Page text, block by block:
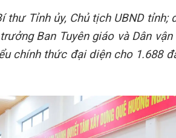
Tỉnh ủy, Chủ tịch UBND tỉnh;
Ban Tuyên giáo và Dân vận
chính thức đại diện cho 1.688